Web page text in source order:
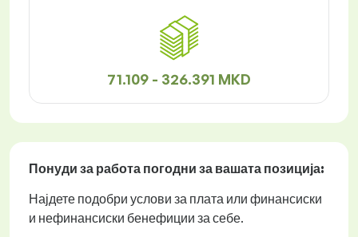
71.109 - 326.391 MKD
Понуди за работа погодни за вашата позиција:
Најдете подобри услови за плата или финансиски
и нефинансиски бенефиции за себе.